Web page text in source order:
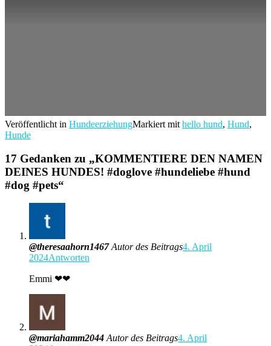
Veröffentlicht in HundeerziehungMarkiert mit hello hund, Hund,
Hunde
17 Gedanken zu „KOMMENTIERE DEN NAMEN
DEINES HUNDES! #doglove #hundeliebe #hund
#dog #pets“
@theresaahorn1467 Autor des Beitrags4. April
2024Antworten
Emmi ❤❤
@mariahamm2044 Autor des Beitrags4. April